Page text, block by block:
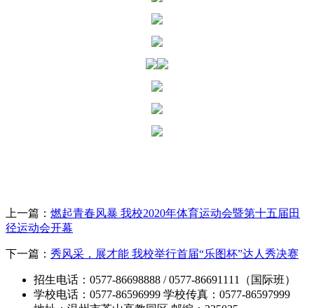
上一篇： 燃起青春风暴 我校2020年体育运动会暨第十五届田
径运动会开幕
下一篇： 秀风采，展才能 我校举行首届“乐图杯”达人秀决赛
招生电话：0577-86698888 / 0577-86691111（国际班）
学校电话：0577-86596999 学校传真：0577-86597999